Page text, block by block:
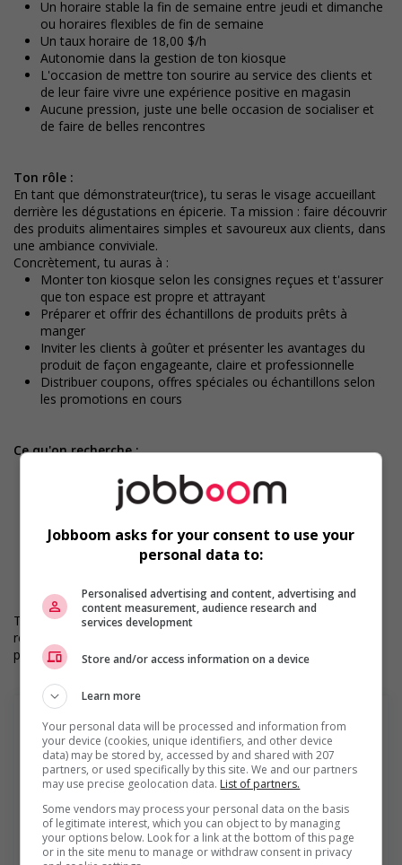
Un horaire stable la fin de semaine entre jeudi et dimanche
ou horaires flexibles de fin de semaine
Un taux horaire de 18,00 $/h
Autonomie dans la gestion de ton kiosque
L'occasion de mettre ton sourire au service des clients et
de leur faire vivre une expérience positive en magasin
Aucune pression, juste une belle occasion de socialiser et
de faire de belles rencontres
Ton rôle :
En tant que démonstrateur(trice), tu seras le visage accueillant
derrière les dégustations en épicerie. Ta mission : faire découvrir
des produits alimentaires simples et savoureux aux clients, dans
une ambiance conviviale.
Concrètement, tu auras à :
Monter ton kiosque selon les consignes reçues et t'assurer
que ton espace est propre et attrayant
Préparer et offrir des échantillons de produits prêts à
manger
Inviter les clients à goûter et présenter les avantages du
produit de façon engageante, claire et professionnelle
Distribuer coupons, offres spéciales ou échantillons selon
les promotions en cours
Ce qu'on recherche :
Bonne humeur et sens du service à la clientèle
À l'aise pour échanger avec le public
En bonne forme physique (le poste implique de rester
debout et de manipuler de petits équipements)
Disponible la fin de semaine
Tu souhaites demeurer actif(ve), partager ta bonne humeur et
rencontrer les gens? Joins-toi à nous, ton expérience et ta
présence font toute la différence!
Umanico
recrutement, recherches de talents et placement de
ressources humaines dans le secteur de la finance, de la
pharmacie, de l'industriel et de la mise en marché. Cette
Jobboom asks for your consent to use your
personal data to:
Personalised advertising and content, advertising and
content measurement, audience research and
services development
Store and/or access information on a device
Learn more
Your personal data will be processed and information from
your device (cookies, unique identifiers, and other device
data) may be stored by, accessed by and shared with 207
partners, or used specifically by this site. We and our partners
may use precise geolocation data. List of partners.
Some vendors may process your personal data on the basis
of legitimate interest, which you can object to by managing
your options below. Look for a link at the bottom of this page
or in the site menu to manage or withdraw consent in privacy